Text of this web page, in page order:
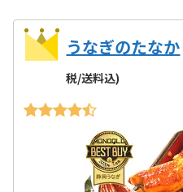
うなぎのたなか
税/送料込)